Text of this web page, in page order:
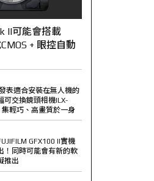
II可能會搭載
+ 眼控自動
表適合安裝在無人機的
可交換鏡頭相機ILX-
集輕巧、高畫質於一身
GFX100 II實機
！同時可能會有新的軟
推出